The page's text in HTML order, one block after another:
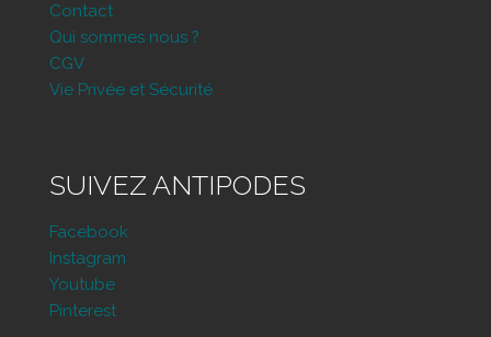
Contact
Qui sommes nous ?
CGV
Vie Privée et Sécurité
SUIVEZ ANTIPODES
Facebook
Instagram
Youtube
Pinterest